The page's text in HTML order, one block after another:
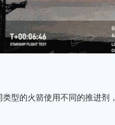
型的火箭使用不同的推进剂